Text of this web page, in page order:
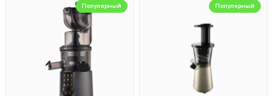
Популярный Популярный